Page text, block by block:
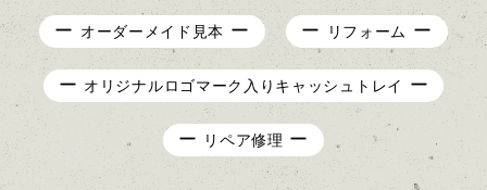
オーダーメイド見本 リフォーム
オリジナルロゴマーク入りキャッシュトレイ
リペア修理